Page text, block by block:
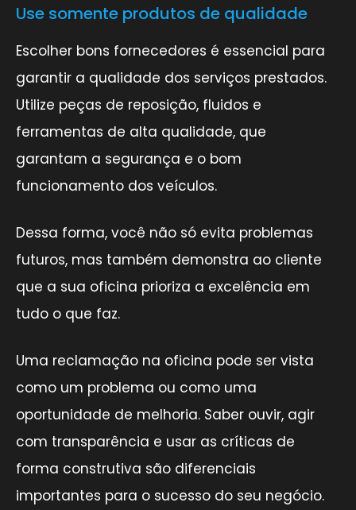
Use somente produtos de qualidade
Escolher bons fornecedores é essencial para
garantir a qualidade dos serviços prestados.
Utilize peças de reposição, fluidos e
ferramentas de alta qualidade, que
garantam a segurança e o bom
funcionamento dos veículos.
Dessa forma, você não só evita problemas
futuros, mas também demonstra ao cliente
que a sua oficina prioriza a excelência em
tudo o que faz.
Uma reclamação na oficina pode ser vista
como um problema ou como uma
oportunidade de melhoria. Saber ouvir, agir
com transparência e usar as críticas de
forma construtiva são diferenciais
importantes para o sucesso do seu negócio.